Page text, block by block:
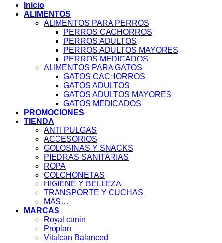
Inicio
ALIMENTOS
ALIMENTOS PARA PERROS
PERROS CACHORROS
PERROS ADULTOS
PERROS ADULTOS MAYORES
PERROS MEDICADOS
ALIMENTOS PARA GATOS
GATOS CACHORROS
GATOS ADULTOS
GATOS ADULTOS MAYORES
GATOS MEDICADOS
PROMOCIONES
TIENDA
ANTI PULGAS
ACCESORIOS
GOLOSINAS Y SNACKS
PIEDRAS SANITARIAS
ROPA
COLCHONETAS
HIGIENE Y BELLEZA
TRANSPORTE Y CUCHAS
MAS…
MARCAS
Royal canin
Proplan
Vitalcan Balanced